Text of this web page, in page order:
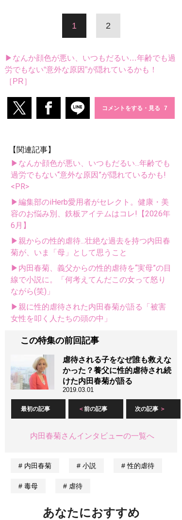
1 2
▶なんか顔色が悪い、いつもだるい…年齢でも過
労でもない“意外な原因”が隠れているかも！
［PR］
コメントをする・見る
【関連記事】
▶なんか顔色が悪い、いつもだるい...年齢でも
過労でもない“意外な原因”が隠れているかも!
<PR>
▶編集部のiHerb愛用者がセレクト。健康・美
容のお悩み別、鉄板アイテムはコレ!【2026年
6月】
▶親からの性的虐待...壮絶な過去を持つ内田春
菊が、いま「母」として思うこと
▶内田春菊、義父からの性的虐待を“実母”の目
線で小説に。「何考えてんだこの女って怒り
ながら(笑)」
▶親に性的虐待された内田春菊が語る「被害
女性を叩く人たちの頭の中」
この特集の前回記事
虐待される子をなぜ誰も救えな
かった？養父に性的虐待され続
けた内田春菊が語る
2019.03.01
最初の記事 前の記事 次の記事
内田春菊さんインタビューの一覧へ
内田春菊 小説 性的虐待
毒母 虐待
あなたにおすすめ